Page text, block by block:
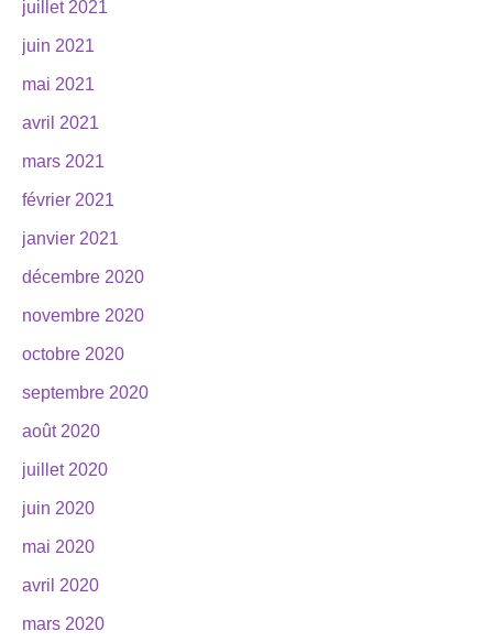
juillet 2021
juin 2021
mai 2021
avril 2021
mars 2021
février 2021
janvier 2021
décembre 2020
novembre 2020
octobre 2020
septembre 2020
août 2020
juillet 2020
juin 2020
mai 2020
avril 2020
mars 2020